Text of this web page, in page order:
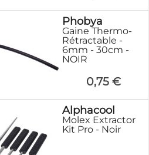
Phobya
Gaine Thermo-
Rétractable -
6mm - 30cm -
NOIR
0,75 €
Alphacool
Molex Extractor
Kit Pro - Noir